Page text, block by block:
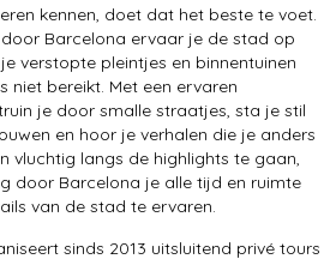
kennen, doet dat het beste te voet.
Barcelona ervaar je de stad op
verstopte pleintjes en binnentuinen
niet bereikt. Met een ervaren
je door smalle straatjes, sta je stil
en hoor je verhalen die je anders
vluchtig langs de highlights te gaan,
door Barcelona je alle tijd en ruimte
van de stad te ervaren.
sinds 2013 uitsluitend privé tours